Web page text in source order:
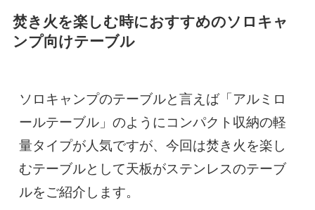
焚き火を楽しむ時におすすめのソロキャ
ンプ向けテーブル
ソロキャンプのテーブルと言えば「アルミロ
ールテーブル」のようにコンパクト収納の軽
量タイプが人気ですが、今回は焚き火を楽し
むテーブルとして天板がステンレスのテーブ
ルをご紹介します。